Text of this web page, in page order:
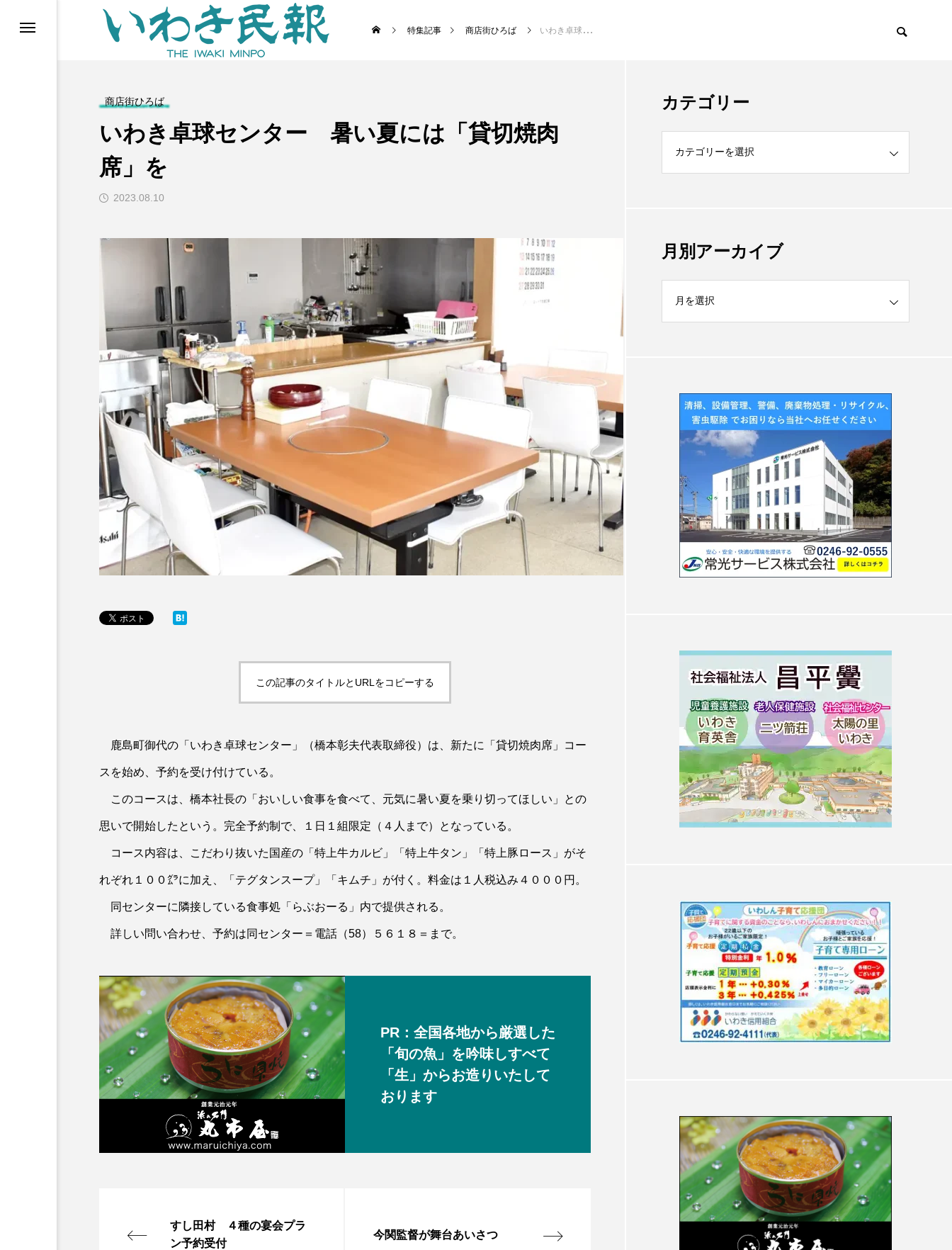
特集記事 商店街ひろば いわき卓球センター 暑い夏には「貸切焼肉席」を
商店街ひろば
いわき卓球センター 暑い夏には「貸切焼肉
席」を
2023.08.10
この記事のタイトルとURLをコピーする
鹿島町御代の「いわき卓球センター」（橋本彰夫代表取締役）は、新たに「貸切焼肉席」コー
スを始め、予約を受け付けている。
このコースは、橋本社長の「おいしい食事を食べて、元気に暑い夏を乗り切ってほしい」との
思いで開始したという。完全予約制で、１日１組限定（４人まで）となっている。
コース内容は、こだわり抜いた国産の「特上牛カルビ」「特上牛タン」「特上豚ロース」がそ
れぞれ１００㌘に加え、「テグタンスープ」「キムチ」が付く。料金は１人税込み４０００円。
同センターに隣接している食事処「らぶおーる」内で提供される。
詳しい問い合わせ、予約は同センター＝電話（58）５６１８＝まで。
PR：全国各地から厳選した
「旬の魚」を吟味しすべて
「生」からお造りいたして
おります
すし田村 ４種の宴会プラ
ン予約受付
今関監督が舞台あいさつ
カテゴリー
月別アーカイブ